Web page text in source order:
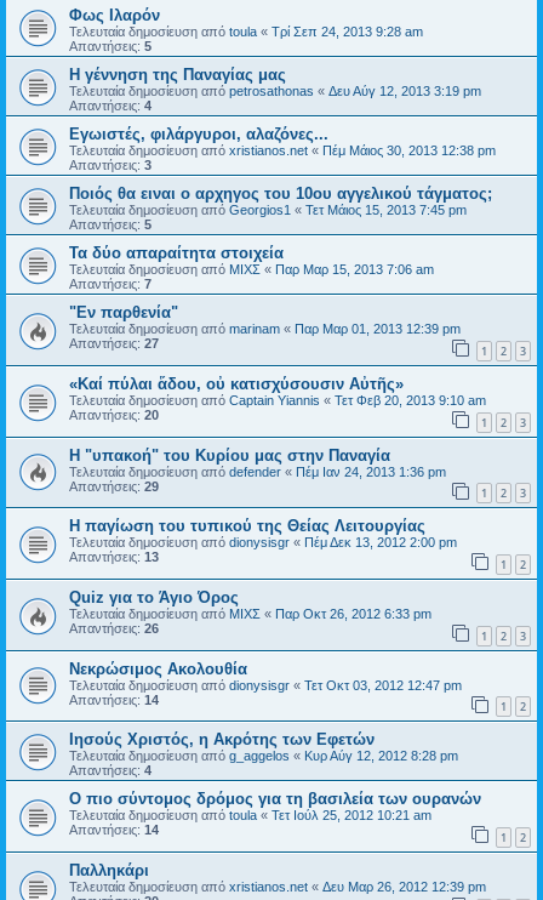
Φως Ιλαρόν
Τελευταία δημοσίευση από toula « Τρί Σεπ 24, 2013 9:28 am
Απαντήσεις: 5
Η γέννηση της Παναγίας μας
Τελευταία δημοσίευση από petrosathonas « Δευ Αύγ 12, 2013 3:19 pm
Απαντήσεις: 4
Εγωιστές, φιλάργυροι, αλαζόνες...
Τελευταία δημοσίευση από xristianos.net « Πέμ Μάιος 30, 2013 12:38 pm
Απαντήσεις: 3
Ποιός θα ειναι ο αρχηγος του 10ου αγγελικού τάγματος;
Τελευταία δημοσίευση από Georgios1 « Τετ Μάιος 15, 2013 7:45 pm
Απαντήσεις: 5
Τα δύο απαραίτητα στοιχεία
Τελευταία δημοσίευση από ΜΙΧΣ « Παρ Μαρ 15, 2013 7:06 am
Απαντήσεις: 7
"Εν παρθενία"
Τελευταία δημοσίευση από marinam « Παρ Μαρ 01, 2013 12:39 pm
Απαντήσεις: 27 1 2 3
«Καί πύλαι ἅδου, οὐ κατισχύσουσιν Αὐτῆς»
Τελευταία δημοσίευση από Captain Yiannis « Τετ Φεβ 20, 2013 9:10 am
Απαντήσεις: 20 1 2 3
Η "υπακοή" του Κυρίου μας στην Παναγία
Τελευταία δημοσίευση από defender « Πέμ Ιαν 24, 2013 1:36 pm
Απαντήσεις: 29 1 2 3
Η παγίωση του τυπικού της Θείας Λειτουργίας
Τελευταία δημοσίευση από dionysisgr « Πέμ Δεκ 13, 2012 2:00 pm
Απαντήσεις: 13 1 2
Quiz για το Άγιο Όρος
Τελευταία δημοσίευση από ΜΙΧΣ « Παρ Οκτ 26, 2012 6:33 pm
Απαντήσεις: 26 1 2 3
Νεκρώσιμος Ακολουθία
Τελευταία δημοσίευση από dionysisgr « Τετ Οκτ 03, 2012 12:47 pm
Απαντήσεις: 14 1 2
Ιησούς Χριστός, η Ακρότης των Εφετών
Τελευταία δημοσίευση από g_aggelos « Κυρ Αύγ 12, 2012 8:28 pm
Απαντήσεις: 4
Ο πιο σύντομος δρόμος για τη βασιλεία των ουρανών
Τελευταία δημοσίευση από toula « Τετ Ιούλ 25, 2012 10:21 am
Απαντήσεις: 14 1 2
Παλληκάρι
Τελευταία δημοσίευση από xristianos.net « Δευ Μαρ 26, 2012 12:39 pm